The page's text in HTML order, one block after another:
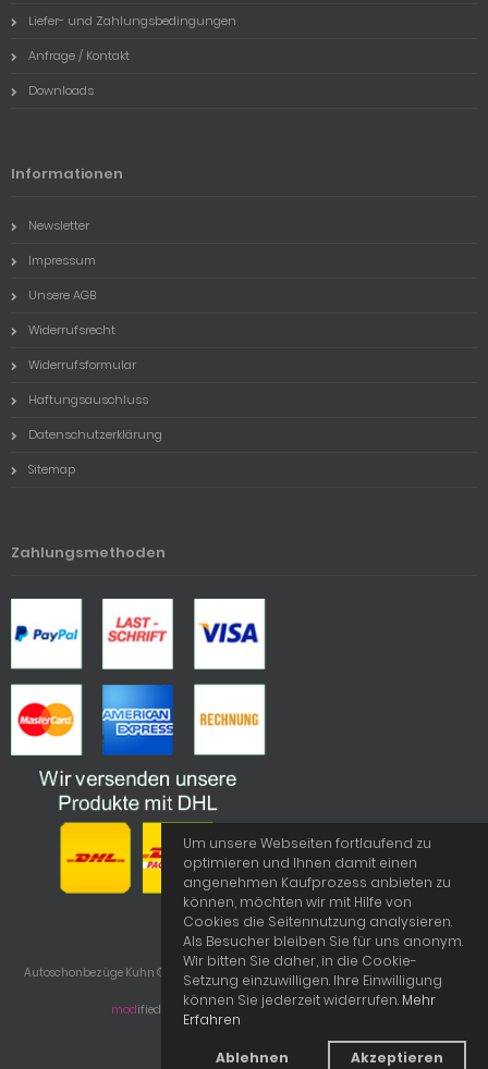
Liefer- und Zahlungsbedingungen
Anfrage / Kontakt
Downloads
Informationen
Newsletter
Impressum
Unsere AGB
Widerrufsrecht
Widerrufsformular
Haftungsauschluss
Datenschutzerklärung
Sitemap
Zahlungsmethoden
Autoschonbezüge Kuhn © 2026 | Template © 2009-2026 by mod ified eCommerce
Shopsoftware
modified eCommerce Shopsoftware © 2009-2026
Um unsere Webseiten fortlaufend zu
optimieren und Ihnen damit einen
angenehmen Kaufprozess anbieten zu
können, möchten wir mit Hilfe von
Cookies die Seitennutzung analysieren.
Als Besucher bleiben Sie für uns anonym.
Wir bitten Sie daher, in die Cookie-
Setzung einzuwilligen. Ihre Einwilligung
können Sie jederzeit widerrufen. Mehr
Erfahren
Ablehnen Akzeptieren